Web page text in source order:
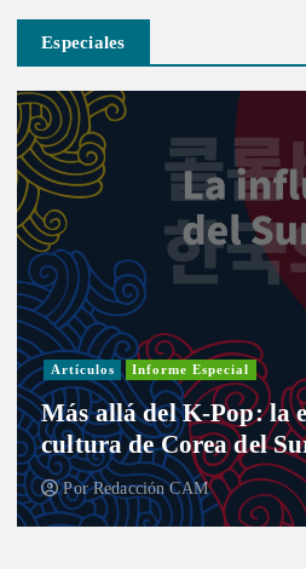
Especiales
Artículos Informe Especial
Más allá del K-Pop: la
cultura de Corea del
PorRedacción CAM